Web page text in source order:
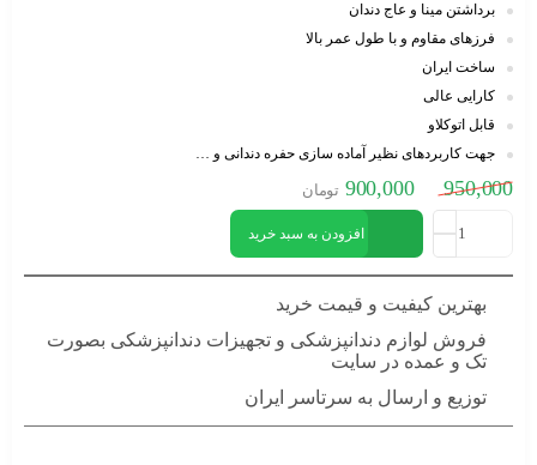
برداشتن مینا و عاج دندان
فرزهای مقاوم و با طول عمر بالا
ساخت ایران
کارایی عالی
قابل اتوکلاو
جهت کاربردهای نظیر آماده سازی حفره دندانی و …
950,000
900,000 تومان
افزودن به سبد خرید
بهترین کیفیت و قیمت خرید
فروش لوازم دندانپزشکی و تجهیزات دندانپزشکی بصورت
تک و عمده در سایت
توزیع و ارسال به سرتاسر ایران